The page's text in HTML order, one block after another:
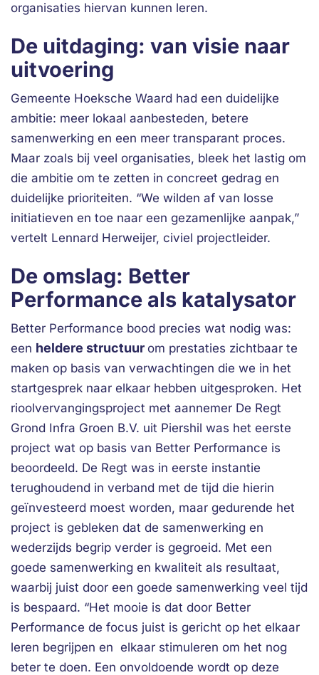
organisaties hiervan kunnen leren.
De uitdaging: van visie naar
uitvoering
Gemeente Hoeksche Waard had een duidelijke
ambitie: meer lokaal aanbesteden, betere
samenwerking en een meer transparant proces.
Maar zoals bij veel organisaties, bleek het lastig om
die ambitie om te zetten in concreet gedrag en
duidelijke prioriteiten. “We wilden af van losse
initiatieven en toe naar een gezamenlijke aanpak,”
vertelt Lennard Herweijer, civiel projectleider.
De omslag: Better
Performance als katalysator
Better Performance bood precies wat nodig was:
een heldere structuur om prestaties zichtbaar te
maken op basis van verwachtingen die we in het
startgesprek naar elkaar hebben uitgesproken. Het
rioolvervangingsproject met aannemer De Regt
Grond Infra Groen B.V. uit Piershil was het eerste
project wat op basis van Better Performance is
beoordeeld. De Regt was in eerste instantie
terughoudend in verband met de tijd die hierin
geïnvesteerd moest worden, maar gedurende het
project is gebleken dat de samenwerking en
wederzijds begrip verder is gegroeid. Met een
goede samenwerking en kwaliteit als resultaat,
waarbij juist door een goede samenwerking veel tijd
is bespaard. “Het mooie is dat door Better
Performance de focus juist is gericht op het elkaar
leren begrijpen en elkaar stimuleren om het nog
beter te doen. Een onvoldoende wordt op deze